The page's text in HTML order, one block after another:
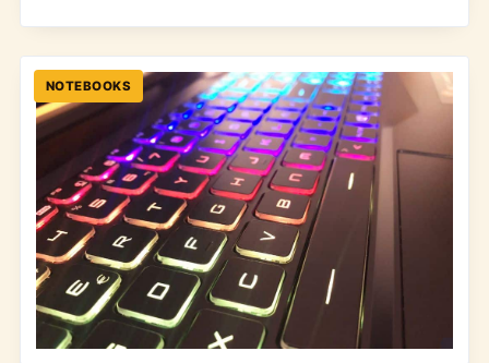
NOTEBOOKS